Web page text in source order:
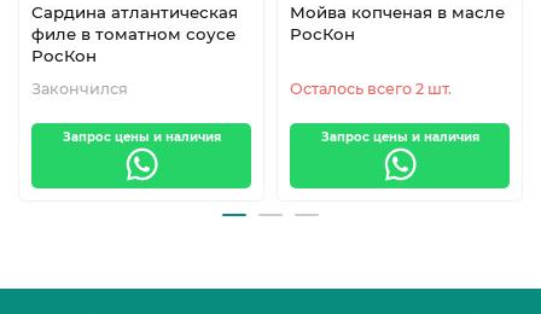
Сардина атлантическая
филе в томатном соусе
РосКон
Закончился
Запрос цены и наличия
Мойва копченая в масле
РосКон
Осталось всего 2 шт.
Запрос цены и наличия